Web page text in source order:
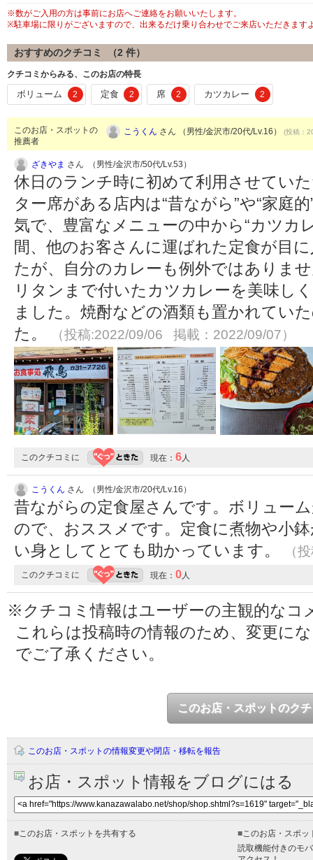
※数がご入用の方は事前にお店へご連絡をお願いいたします。
※駐車場に限りがございますので、出来るだけ乗り合わせでご来店いただきます
おすすめのクチコミ （2 件）
クチコミからみる、このお店の特長
ボリューム 2 定食 2 席 2 カツカレー 2
このお店・スポットの
推薦者
こうくん さん （男性/金沢市/20代/Lv.16） (投稿：
ざきやま さん （男性/金沢市/50代/Lv.53）
休日のランチ時に初めて利用させてい
ター席がある店内は“昔ながら”や“家庭
気で、豊富なメニューの中から“カツカ
間、他のお客さんに運ばれた定食が目
たが、自分のカレーも例外ではありま
リタンまで付いたカツカレーを美味し
ました。焼酎などの酒類も置かれてい
た。
（投稿:2022/09/06 掲載：2022/09/07）
このクチコミに 現在： 6 人
こうくん さん （男性/金沢市/20代/Lv.16）
昔ながらの定食屋さんです。ボリュー
ので、おススメです。定食に煮物や小
い身としてとても助かっています。
（
このクチコミに 現在： 0 人
※クチコミ情報はユーザーの主観的なコ
これらは投稿時の情報のため、変更に
でご了承ください。
このお店・スポットのク
このお店・スポットの情報変更や閉店・移転を報告
お店・スポット情報をブログにはる
■ このお店・スポットを共有する ■ このお店・スポ
読取機能付きのモ